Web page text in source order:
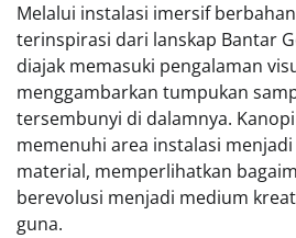
Melalui instalasi imersif
terinspirasi dari lanskap Bantar
diajak memasuki pengalaman
menggambarkan tumpukan
tersembunyi di dalamnya.
memenuhi area instalasi
material, memperlihatkan
berevolusi menjadi medium
guna.